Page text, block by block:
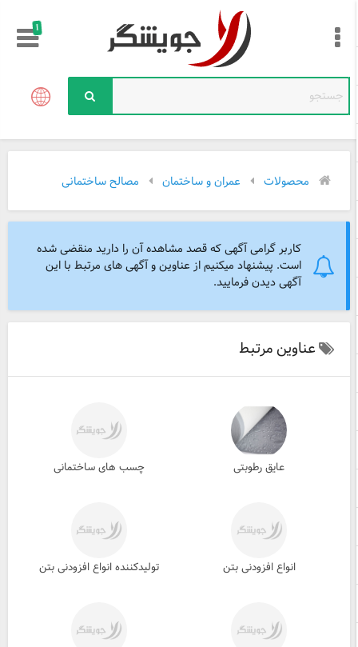
!
محصولات عمران و ساختمان مصالح ساختمانی
کاربر گرامی آگهی که قصد مشاهده آن را دارید منقضی شده
است. پیشنهاد میکنیم از عناوین و آگهی های مرتبط با این
آگهی دیدن فرمایید.
عناوین مرتبط
عایق رطوبتی چسب های ساختمانی
انواع افزودنی بتن تولیدکننده انواع افزودنی بتن